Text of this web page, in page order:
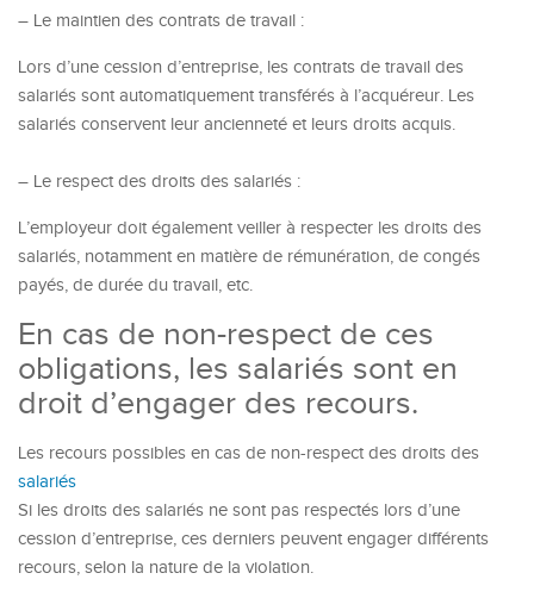
– Le maintien des contrats de travail :
Lors d’une cession d’entreprise, les contrats de travail des
salariés sont automatiquement transférés à l’acquéreur. Les
salariés conservent leur ancienneté et leurs droits acquis.
– Le respect des droits des salariés :
L’employeur doit également veiller à respecter les droits des
salariés, notamment en matière de rémunération, de congés
payés, de durée du travail, etc.
En cas de non-respect de ces
obligations, les salariés sont en
droit d’engager des recours.
Les recours possibles en cas de non-respect des droits des
salariés
Si les droits des salariés ne sont pas respectés lors d’une
cession d’entreprise, ces derniers peuvent engager différents
recours, selon la nature de la violation.